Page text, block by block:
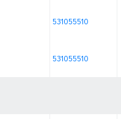
531055510
531055510